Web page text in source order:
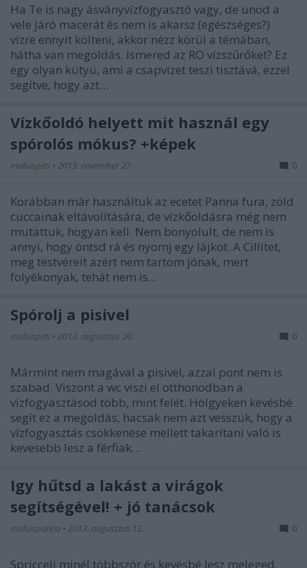
Ha Te is nagy ásványvízfogyasztó vagy, de unod a
vele járó macerát és nem is akarsz (egészséges?)
vízre ennyit költeni, akkor nézz körül a témában,
hátha van megoldás. Ismered az RO vízszűrőket? Ez
egy olyan kütyü, ami a csapvizet teszi tisztává, ezzel
segítve, hogy azt…
Vízkőoldó helyett mit használ egy
spórolós mókus? +képek
mokuspeti • 2013. november 27. 0
Korábban már használtuk az ecetet Panna fura, zöld
cuccainak eltávolítására, de vízkőoldásra még nem
mutattuk, hogyan kell. Nem bonyolult, de nem is
annyi, hogy öntsd rá és nyomj egy lájkot. A Cillitet,
meg testvéreit azért nem tartom jónak, mert
folyékonyak, tehát nem is…
Spórolj a pisivel
mokuspeti • 2013. augusztus 20. 0
Mármint nem magával a pisivel, azzal pont nem is
szabad. Viszont a wc viszi el otthonodban a
vízfogyasztásod több, mint felét. Hölgyeken kevésbé
segít ez a megoldás, hacsak nem azt vesszük, hogy a
vízfogyasztás csökkenése mellett takarítani való is
kevesebb lesz a férfiak…
Így hűtsd a lakást a virágok
segítségével! + jó tanácsok
mokuspanna • 2013. augusztus 12. 0
Spriccelj minél többször és kevésbé lesz meleged,